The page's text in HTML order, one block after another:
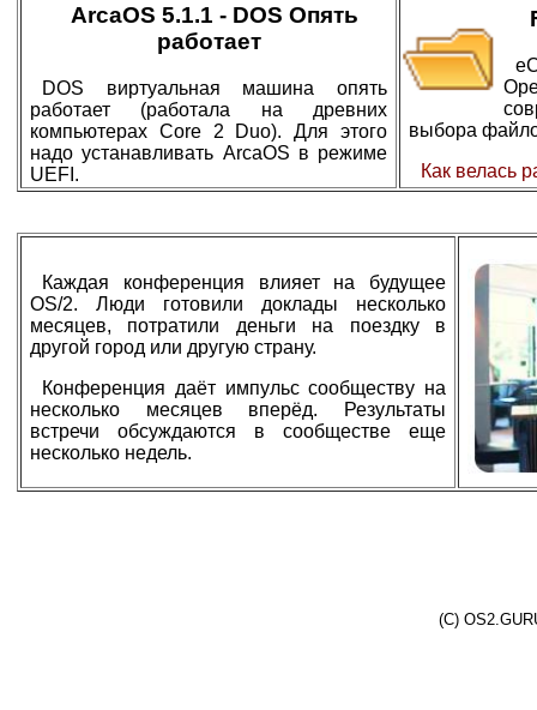
ArcaOS 5.1.1 - DOS Опять
работает
DOS виртуальная машина опять
работает (работала на древних
компьютерах Core 2 Duo). Для этого
надо устанавливать ArcaOS в режиме
UEFI.
выбора
Как велась
Каждая конференция влияет на будущее
OS/2. Люди готовили доклады несколько
месяцев, потратили деньги на поездку в
другой город или другую страну.
Конференция даёт импульс сообществу на
несколько месяцев вперёд. Результаты
встречи обсуждаются в сообществе еще
несколько недель.
(C)